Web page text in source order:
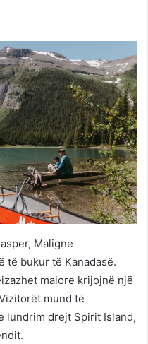
Maligne
të bukur të Kanadasë.
malore krijojnë një
mund të
lundrim drejt Spirit Island,